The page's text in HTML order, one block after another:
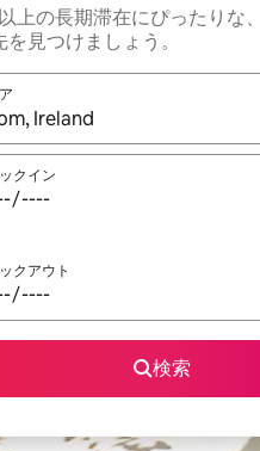
上の長期滞在にぴったりな
を見つけましょう。
果が表示されたら、上下の矢
クイン
クアウト
検索